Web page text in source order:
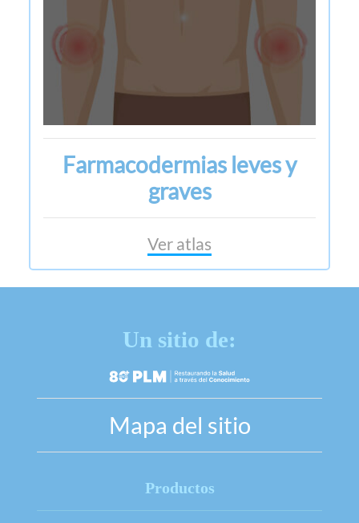
Farmacodermias leves y
graves
Ver atlas
Un sitio de:
Mapa del sitio
Productos